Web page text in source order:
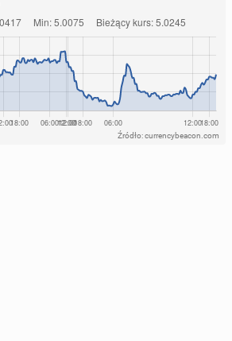
Źródło: currencybeacon.com